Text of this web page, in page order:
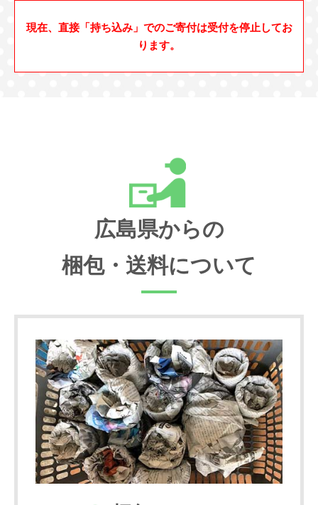
現在、直接「持ち込み」でのご寄付は受付を停止してお
ります。
広島県からの
梱包・送料について